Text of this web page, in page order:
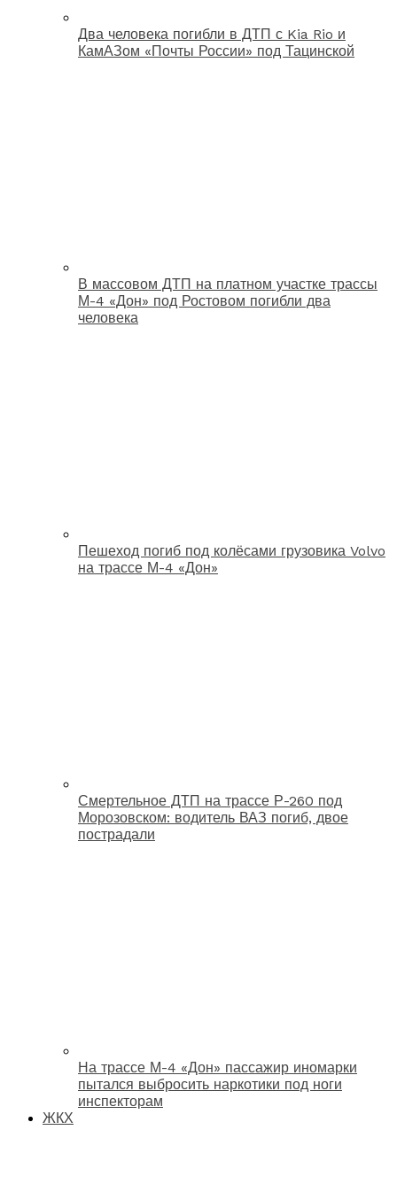
Два человека погибли в ДТП с Kia Rio и
КамАЗом «Почты России» под Тацинской
В массовом ДТП на платном участке трассы
М-4 «Дон» под Ростовом погибли два
человека
Пешеход погиб под колёсами грузовика Volvo
на трассе М-4 «Дон»
Смертельное ДТП на трассе Р-260 под
Морозовском: водитель ВАЗ погиб, двое
пострадали
На трассе М-4 «Дон» пассажир иномарки
пытался выбросить наркотики под ноги
инспекторам
ЖКХ